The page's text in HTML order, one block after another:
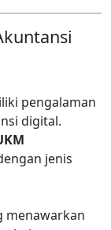
pengalaman
digital.
jenis
menawarkan